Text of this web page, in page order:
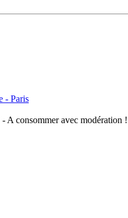
- Paris
A consommer avec modération !